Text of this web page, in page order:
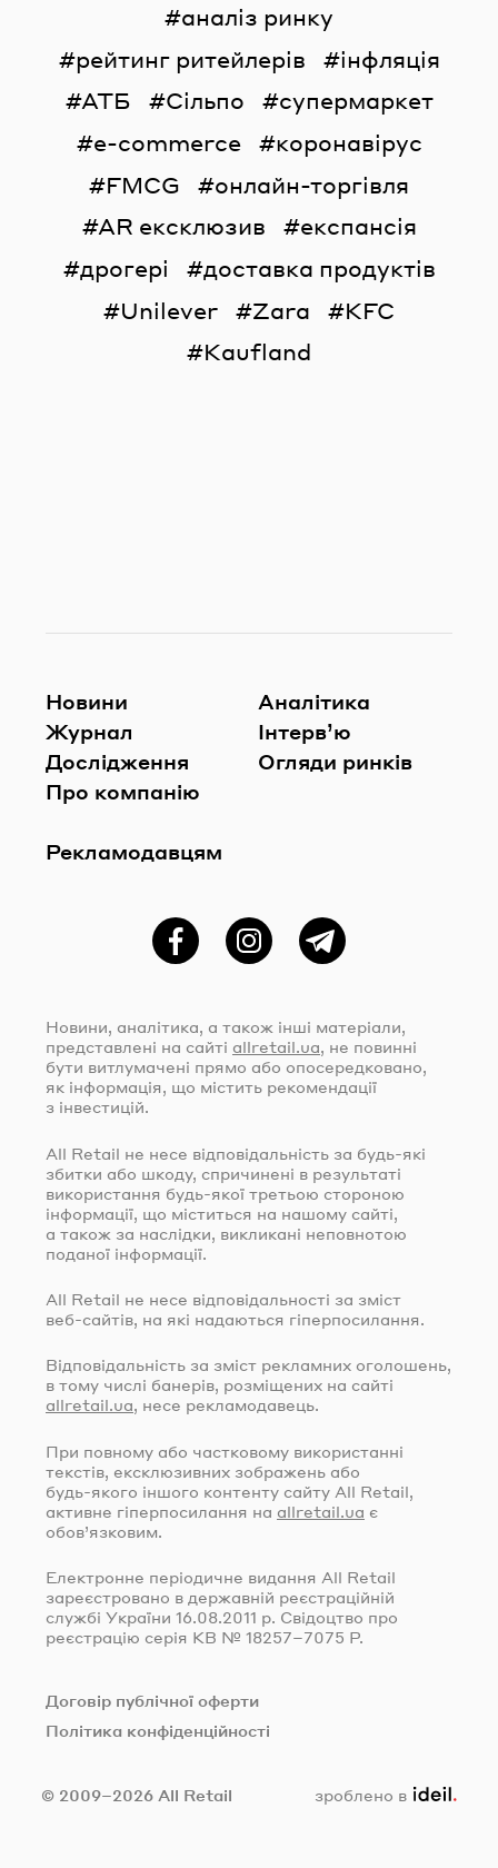
аналіз ринку
рейтинг ритейлерів
інфляція
АТБ
Сільпо
супермаркет
e-commerce
коронавірус
FMCG
онлайн-торгівля
AR ексклюзив
експансія
дрогері
доставка продуктів
Unilever
Zara
KFC
Kaufland
Новини
Журнал
Дослідження
Про компанію
Рекламодавцям
Аналітика
Інтерв’ю
Огляди ринків
ФейсбукInstagramTelegram
Новини, аналітика, а також інші матеріали,
представлені на сайті allretail.ua, не повинні
бути витлумачені прямо або опосередковано,
як інформація, що містить рекомендації
з інвестицій.
All Retail не несе відповідальність за будь-які
збитки або шкоду, спричинені в результаті
використання будь-якої третьою стороною
інформації, що міститься на нашому сайті,
а також за наслідки, викликані неповнотою
поданої інформації.
All Retail не несе відповідальності за зміст
веб-сайтів, на які надаються гіперпосилання.
Відповідальність за зміст рекламних оголошень,
в тому числі банерів, розміщених на сайті
allretail.ua, несе рекламодавець.
При повному або частковому використанні
текстів, ексклюзивних зображень або
будь-якого іншого контенту сайту All Retail,
активне гіперпосилання на allretail.ua є
обов’язковим.
Електронне періодичне видання All Retail
зареєстровано в державній реєстраційній
службі України 16.08.2011 р. Свідоцтво про
реєстрацію серія КВ № 18257–7075 Р.
Договір публічної оферти
Політика конфіденційності
© 2009–2026 All Retail зроблено в ideil.